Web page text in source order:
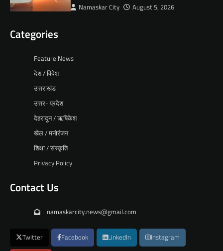
Namaskar City August 5, 2026
Categories
Feature News
देश / विदेश
उत्तराखंड
उत्तर- प्रदेश
देहरादून / ऋषिकेश
खेल / मनोरंजन
शिक्षा / संस्कृति
Privacy Policy
Contact Us
namaskarcity.news@gmail.com
Twitter Facebook LinkedIn Instagram